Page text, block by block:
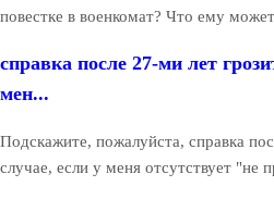
повестке в военкомат? Что ему
справка после 27-ми лет
мен...
Подскажите, пожалуйста, справка
случае, если у меня отсутствует "не